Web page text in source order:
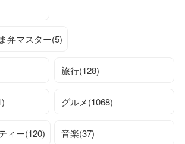
弁マスター(5)
旅行(128)
グルメ(1068)
ィー(120) 音楽(37)